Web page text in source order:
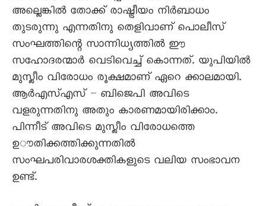
അല്ലെങ്കിൽ തോക്ക് രാഷ്ട്രീയം നിർബാധം
തുടരുന്നു എന്നതിനു തെളിവാണ് പൊലീസ്
സംഘത്തിന്റെ സാന്നിധ്യത്തിൽ ഈ
സഹോദരന്മാർ വെടിവെച്ച് കൊന്നത്. യുപിയിൽ
മുസ്ലീം വിരോധം രൂക്ഷമാണ് ഏറെ ക്കാലമായി.
ആർഎസ്എസ് – ബിജെപി അവിടെ
വളരുന്നതിനു അതും കാരണമായിരിക്കാം.
പിന്നീട് അവിടെ മുസ്ലീം വിരോധത്തെ
ഉൗതിക്കത്തിക്കുന്നതിൽ
സംഘപരിവാരശക്തികളുടെ വലിയ സംഭാവന
ഉണ്ട്.